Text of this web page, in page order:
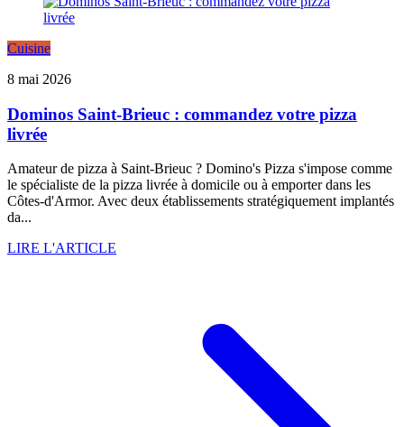
Cuisine
8 mai 2026
Dominos Saint-Brieuc : commandez votre pizza
livrée
Amateur de pizza à Saint-Brieuc ? Domino's Pizza s'impose comme
le spécialiste de la pizza livrée à domicile ou à emporter dans les
Côtes-d'Armor. Avec deux établissements stratégiquement implantés
da...
LIRE L'ARTICLE